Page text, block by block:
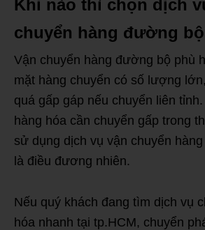
Khi nào thì chọn dịch
chuyển hàng đường
Vận chuyển hàng đường bộ phù
mặt hàng chuyển có số lượng
quá gấp gáp nếu chuyển liên
hàng hóa cần chuyển gấp trong
sử dụng dịch vụ vận chuyển
là điều đương nhiên.
Nếu quý khách đang tìm dịch vụ
hóa nhanh tại tp.HCM, chuyển